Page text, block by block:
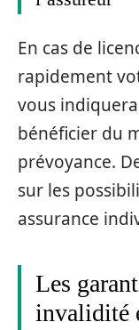
En cas de
rapidement
vous
bénéficier du
prévoyance.
sur les
assurance
Les
invalidité